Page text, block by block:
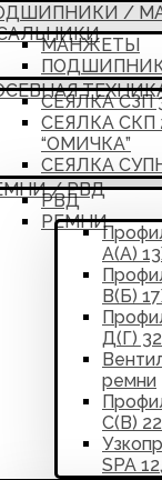
/
МАНЖЕТЫ
СЕЯЛКА СЗП
СЕЯЛКА СКП
“ОМИЧКА”
СЕЯЛКА
/ РВД
РВД
РЕМНИ
А(А)
В(Б)
Д(Г)
ремни
С(В)
SPA